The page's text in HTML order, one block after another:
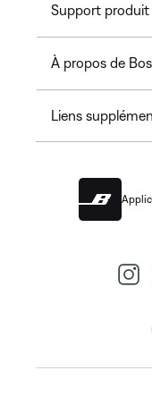
Support produit
À propos de
Liens